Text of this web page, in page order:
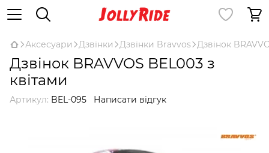
Аксесуари Дзвінки Дзвінки Bravvos Дзвінок
Дзвінок BRAVVOS BEL003 з
квітами
Артикул: BEL-095 Написати відгук